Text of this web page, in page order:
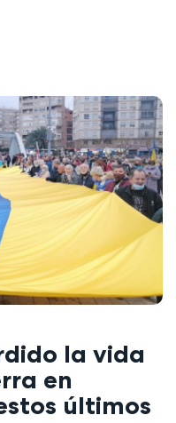
la vida
en
últimos